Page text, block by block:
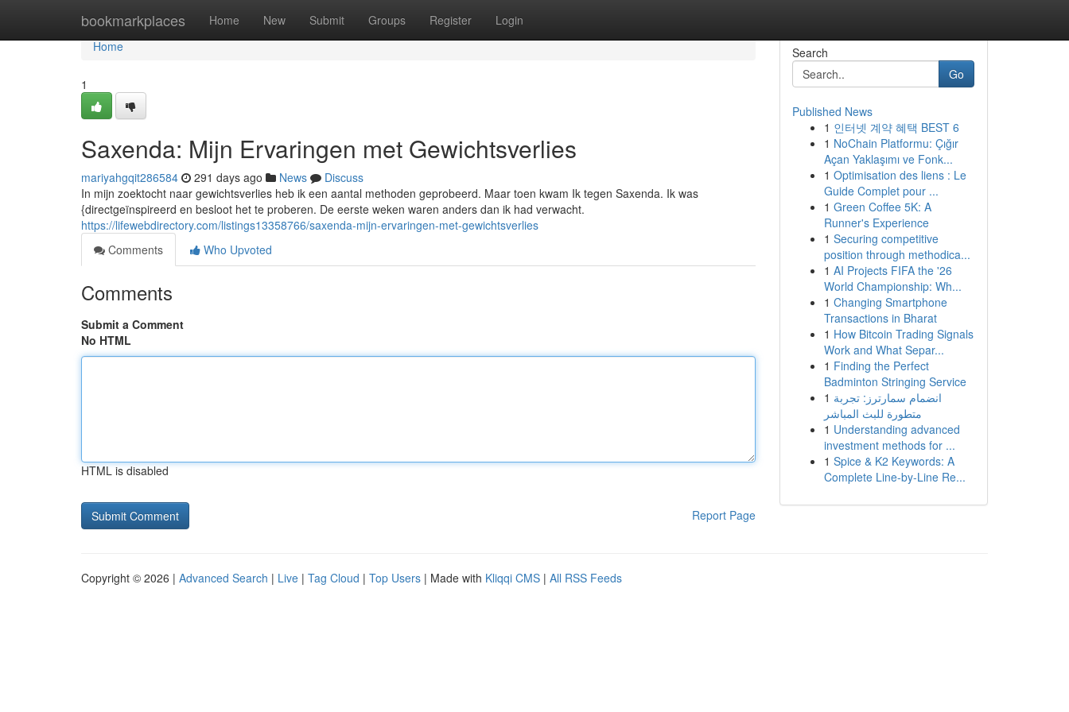
bookmarkplaces Home New Submit Groups Register Login
Home
Home
1
Saxenda: Mijn Ervaringen met Gewichtsverlies
mariyahgqit286584 291 days ago News
Discuss
In mijn zoektocht naar gewichtsverlies heb ik een aantal methoden geprobeerd. Maar toen kwam Ik tegen Saxenda. Ik was
{directgeïnspireerd en besloot het te proberen. De eerste weken waren anders dan ik had verwacht.
https://lifewebdirectory.com/listings13358766/saxenda-mijn-ervaringen-met-gewichtsverlies
Comments
Who Upvoted
Comments
Submit a Comment
No HTML
HTML is disabled
Report Page
Search
Go
Published News
1 인터넷 계약 혜택 BEST 6
1 NoChain Platformu: Çığır
Açan Yaklaşımı ve Fonk...
1 Optimisation des liens : Le
Guide Complet pour ...
1 Green Coffee 5K: A
Runner's Experience
1 Securing competitive
position through methodica...
1 AI Projects FIFA the '26
World Championship: Wh...
1 Changing Smartphone
Transactions in Bharat
1 How Bitcoin Trading Signals
Work and What Separ...
1 Finding the Perfect
Badminton Stringing Service
1 انضمام سمارترز: تجربة
متطورة للبث المباشر
1 Understanding advanced
investment methods for ...
1 Spice & K2 Keywords: A
Complete Line-by-Line Re...
Copyright © 2026 | Advanced Search | Live | Tag Cloud | Top Users | Made with Kliqqi CMS | All RSS Feeds